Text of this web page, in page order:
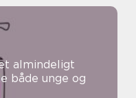
almindeligt
både unge og